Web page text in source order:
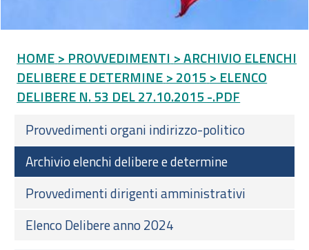
HOME > PROVVEDIMENTI > ARCHIVIO ELENCHI
DELIBERE E DETERMINE > 2015 > ELENCO
DELIBERE N. 53 DEL 27.10.2015 -.PDF
Provvedimenti organi indirizzo-politico
Archivio elenchi delibere e determine
Provvedimenti dirigenti amministrativi
Elenco Delibere anno 2024